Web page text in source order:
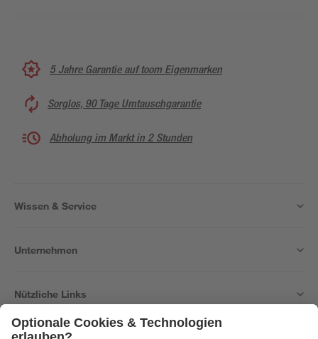
5 Jahre Garantie auf toom Eigenmarken
Sorglos, 90 Tage Umtauschgarantie
Abholung im Markt in 2 Stunden
Wissen & Service
Unternehmen
Nützliche Links